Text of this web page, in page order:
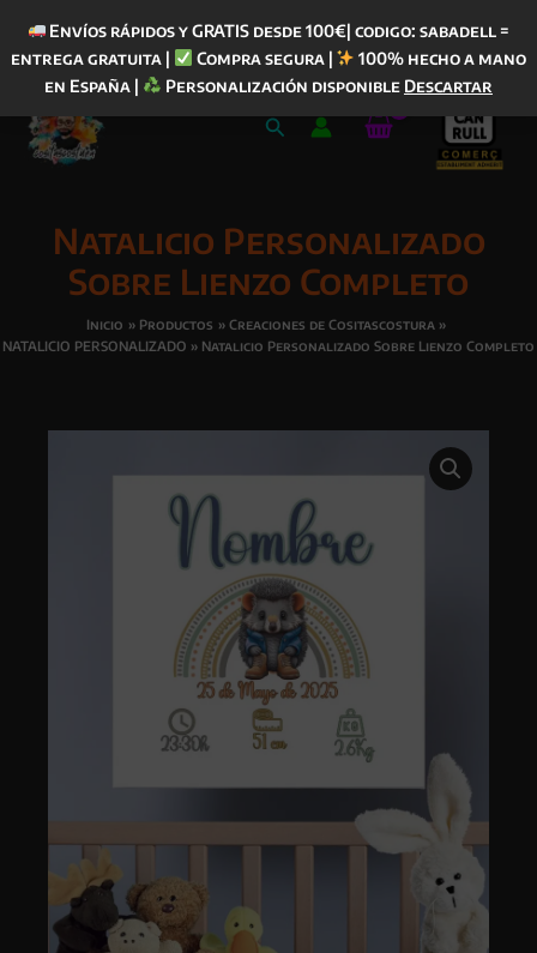
Envíos rápidos y GRATIS desde 100€| codigo: sabadell =
entrega gratuita |
Compra segura |
100% hecho a mano
en España |
Personalización disponible Descartar
contenido
Buscar
Natalicio Personalizado
Sobre Lienzo Completo
Inicio Productos
Creaciones de Cositascostura
NATALICIO PERSONALIZADO
Natalicio Personalizado Sobre Lienzo Completo